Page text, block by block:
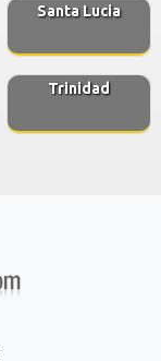
Santa Lucia
Trinidad